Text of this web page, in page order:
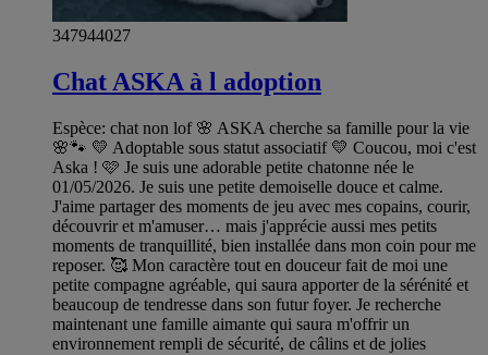
347944027
Chat ASKA à l adoption
Espèce: chat non lof 🌸 ASKA cherche sa famille pour la vie
🌸🐾 💛 Adoptable sous statut associatif 💛 Coucou, moi c'est
Aska ! 🩷 Je suis une adorable petite chatonne née le
01/05/2026. Je suis une petite demoiselle douce et calme.
J'aime partager des moments de jeu avec mes copains, courir,
découvrir et m'amuser… mais j'apprécie aussi mes petits
moments de tranquillité, bien installée dans mon coin pour me
reposer. 🥰 Mon caractère tout en douceur fait de moi une
petite compagne agréable, qui saura apporter de la sérénité et
beaucoup de tendresse dans son futur foyer. Je recherche
maintenant une famille aimante qui saura m'offrir un
environnement rempli de sécurité, de câlins et de jolies